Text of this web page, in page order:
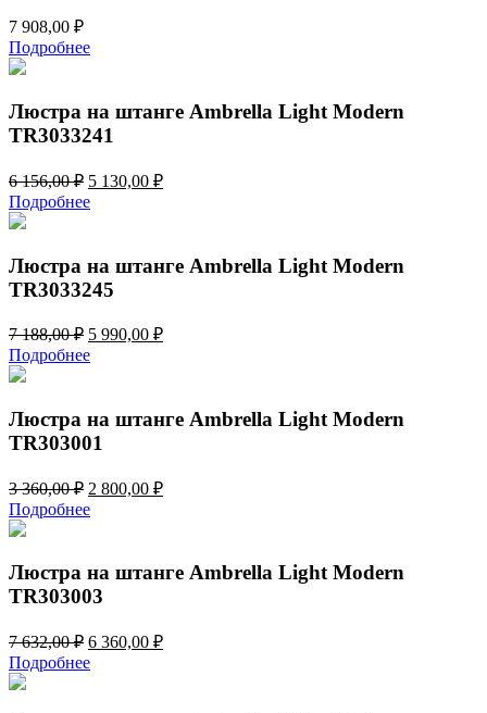
7 908,00 ₽
Подробнее
Люстра на штанге Ambrella Light Modern
TR3033241
6 156,00₽ Первоначальная
цена
составляла
5 130,00 ₽Текущая
Подробнее
Люстра на штанге Ambrella Light Modern
TR3033245
7 188,00₽ Первоначальная
цена
составляла
5 990,00 ₽Текущая
Подробнее
Люстра на штанге Ambrella Light Modern
TR303001
3 360,00₽ Первоначальная
цена
составляла
360,00 ₽.
2 800,00 ₽Текущая
Подробнее
Люстра на штанге Ambrella Light Modern
TR303003
7 632,00₽ Первоначальная
цена
составляла
6 360,00 ₽Текущая
Подробнее